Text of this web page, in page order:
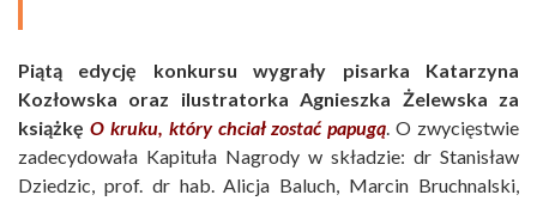
Piątą edycję konkursu wygrały pisarka Katarzyna
Kozłowska oraz ilustratorka Agnieszka Żelewska za
książkę O kruku, który chciał zostać papugą. O zwycięstwie
zadecydowała Kapituła Nagrody w składzie: dr Stanisław
Dziedzic, prof. dr hab. Alicja Baluch, Marcin Bruchnalski,